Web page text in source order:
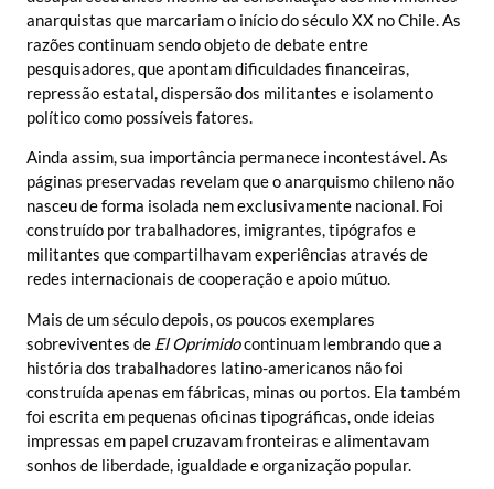
anarquistas que marcariam o início do século XX no Chile. As
razões continuam sendo objeto de debate entre
pesquisadores, que apontam dificuldades financeiras,
repressão estatal, dispersão dos militantes e isolamento
político como possíveis fatores.
Ainda assim, sua importância permanece incontestável. As
páginas preservadas revelam que o anarquismo chileno não
nasceu de forma isolada nem exclusivamente nacional. Foi
construído por trabalhadores, imigrantes, tipógrafos e
militantes que compartilhavam experiências através de
redes internacionais de cooperação e apoio mútuo.
Mais de um século depois, os poucos exemplares
sobreviventes de El Oprimidocontinuam lembrando que a
história dos trabalhadores latino-americanos não foi
construída apenas em fábricas, minas ou portos. Ela também
foi escrita em pequenas oficinas tipográficas, onde ideias
impressas em papel cruzavam fronteiras e alimentavam
sonhos de liberdade, igualdade e organização popular.